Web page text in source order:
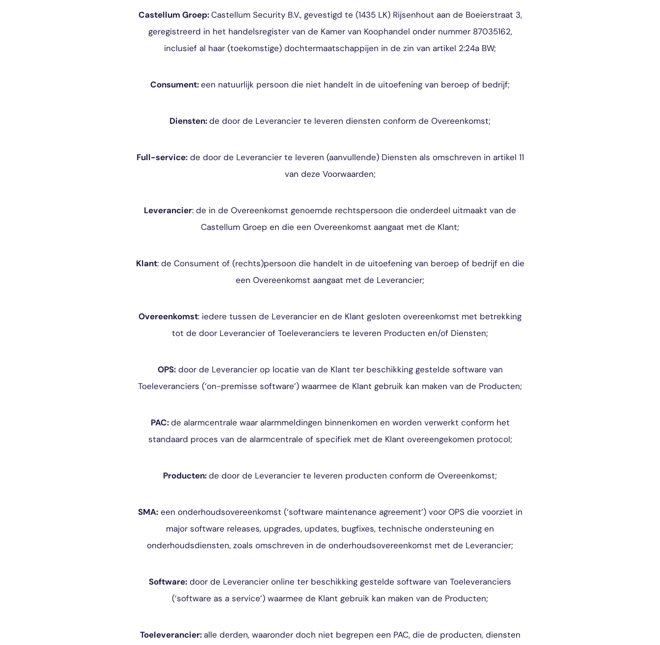
Castellum Groep:Castellum Security B.V., gevestigd te (1435 LK) Rijsenhout aan de Boeierstraat 3,
geregistreerd in het handelsregister van de Kamer van Koophandel onder nummer 87035162,
inclusief al haar (toekomstige) dochtermaatschappijen in de zin van artikel 2:24a BW;
Consument:een natuurlijk persoon die niet handelt in de uitoefening van beroep of bedrijf;
Diensten:de door de Leverancier te leveren diensten conform de Overeenkomst;
Full-service:de door de Leverancier te leveren (aanvullende) Diensten als omschreven in artikel 11
van deze Voorwaarden;
Leverancier: de in de Overeenkomst genoemde rechtspersoon die onderdeel uitmaakt van de
Castellum Groep en die een Overeenkomst aangaat met de Klant;
Klant: de Consument of (rechts)persoon die handelt in de uitoefening van beroep of bedrijf en die
een Overeenkomst aangaat met de Leverancier;
Overeenkomst: iedere tussen de Leverancier en de Klant gesloten overeenkomst met betrekking
tot de door Leverancier of Toeleveranciers te leveren Producten en/of Diensten;
OPS:door de Leverancier op locatie van de Klant ter beschikking gestelde software van
Toeleveranciers (‘on-premisse software’) waarmee de Klant gebruik kan maken van de Producten;
PAC:de alarmcentrale waar alarmmeldingen binnenkomen en worden verwerkt conform het
standaard proces van de alarmcentrale of specifiek met de Klant overeengekomen protocol;
Producten:de door de Leverancier te leveren producten conform de Overeenkomst;
SMA:een onderhoudsovereenkomst (‘software maintenance agreement’) voor OPS die voorziet in
major software releases, upgrades, updates, bugfixes, technische ondersteuning en
onderhoudsdiensten, zoals omschreven in de onderhoudsovereenkomst met de Leverancier;
Software: door de Leverancier online ter beschikking gestelde software van Toeleveranciers
(‘software as a service’) waarmee de Klant gebruik kan maken van de Producten;
Toeleverancier:alle derden, waaronder doch niet begrepen een PAC, die de producten, diensten